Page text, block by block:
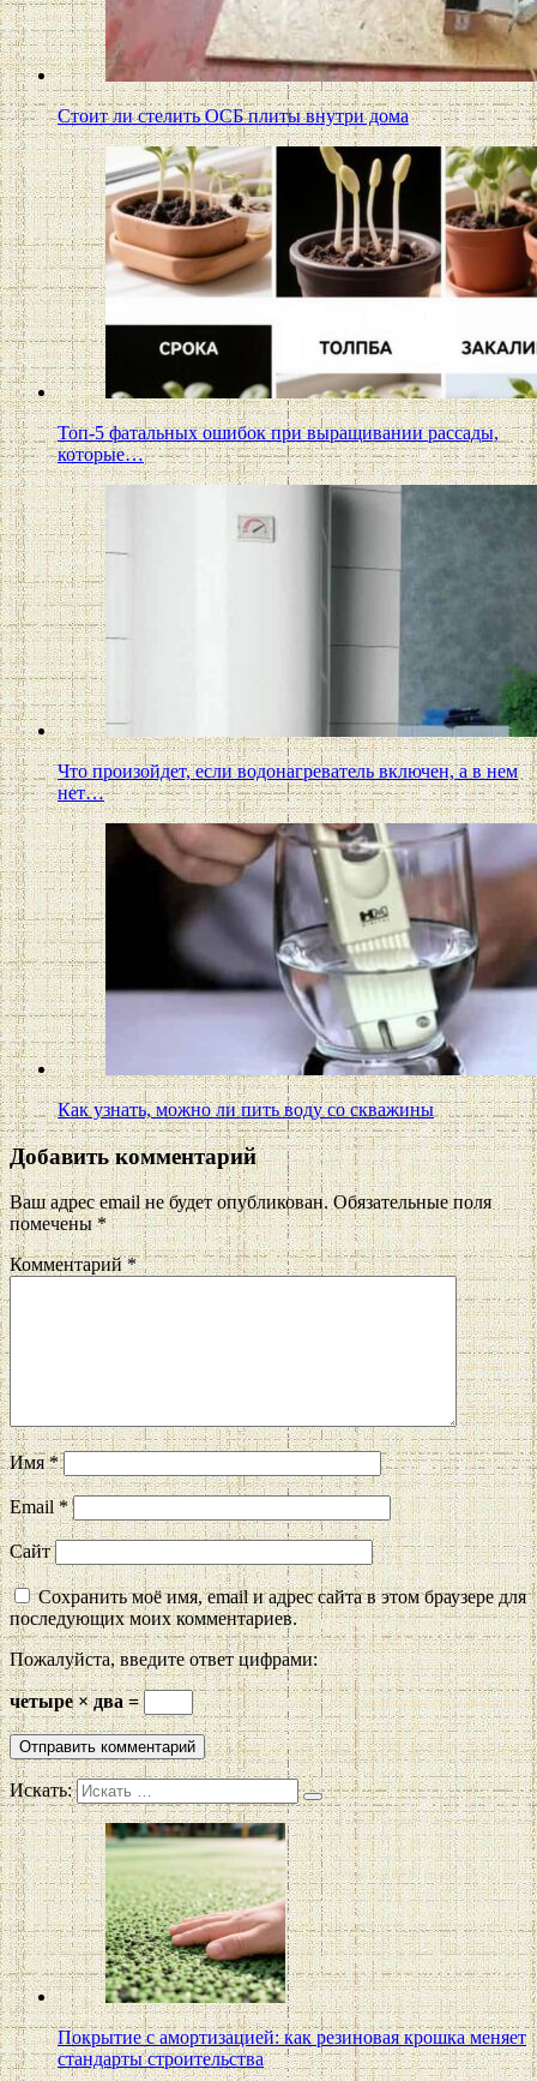
Стоит ли стелить ОСБ плиты внутри дома
Топ-5 фатальных ошибок при выращивании рассады,
которые…
Что произойдет, если водонагреватель включен, а в нем
нет…
Как узнать, можно ли пить воду со скважины
Добавить комментарий
Ваш адрес email не будет опубликован. Обязательные поля
помечены*
Комментарий*
Имя*
Email*
Сайт
Сохранить моё имя, email и адрес сайта в этом браузере для
последующих моих комментариев.
Пожалуйста, введите ответ цифрами:
четыре × два =
Искать:
Покрытие с амортизацией: как резиновая крошка меняет
стандарты строительства